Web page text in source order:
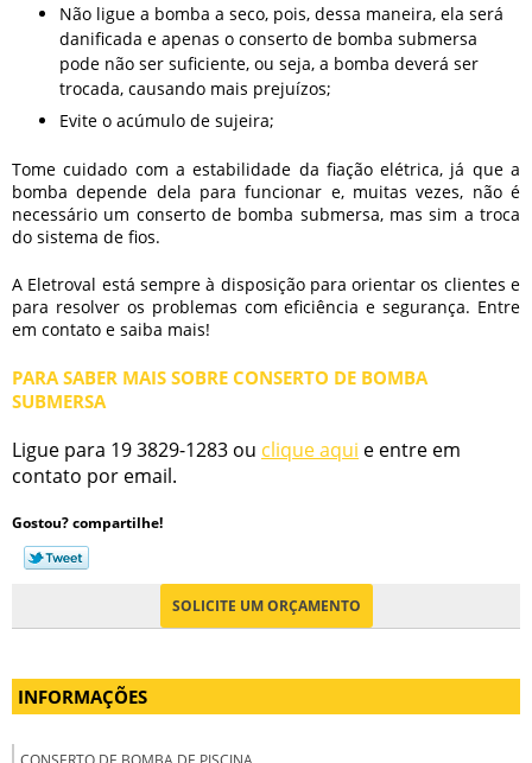
Não ligue a bomba a seco, pois, dessa maneira, ela será
danificada e apenas o conserto de bomba submersa
pode não ser suficiente, ou seja, a bomba deverá ser
trocada, causando mais prejuízos;
Evite o acúmulo de sujeira;
Tome cuidado com a estabilidade da fiação elétrica, já que a
bomba depende dela para funcionar e, muitas vezes, não é
necessário um conserto de bomba submersa, mas sim a troca
do sistema de fios.
A Eletroval está sempre à disposição para orientar os clientes e
para resolver os problemas com eficiência e segurança. Entre
em contato e saiba mais!
PARA SABER MAIS SOBRE CONSERTO DE BOMBA
SUBMERSA
Ligue para 19 3829-1283 ou clique aqui e entre em
contato por email.
Gostou? compartilhe!
SOLICITE UM ORÇAMENTO
INFORMAÇÕES